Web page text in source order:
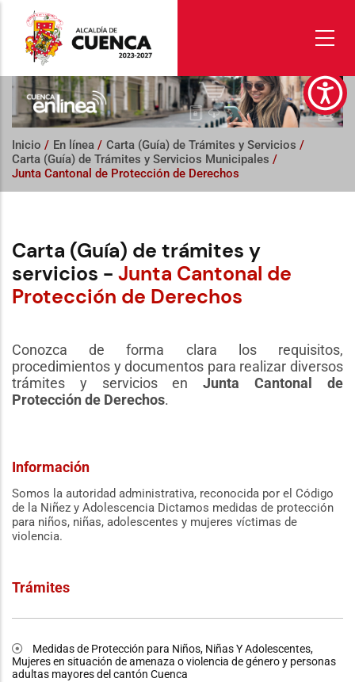
contenido
principal
Inicio / En línea / Carta (Guía) de Trámites y Servicios /
Carta (Guía) de Trámites y Servicios Municipales /
Junta Cantonal de Protección de Derechos
Carta (Guía) de trámites y
servicios - Junta Cantonal de
Protección de Derechos
Conozca de forma clara los requisitos,
procedimientos y documentos para realizar diversos
trámites y servicios enJunta Cantonal de
Protección de Derechos.
Información
Somos la autoridad administrativa, reconocida por el Código
de la Niñez y Adolescencia Dictamos medidas de protección
para niños, niñas, adolescentes y mujeres víctimas de
violencia.
Trámites
Medidas de Protección para Niños, Niñas Y Adolescentes,
Mujeres en situación de amenaza o violencia de género y personas
adultas mayores del cantón Cuenca